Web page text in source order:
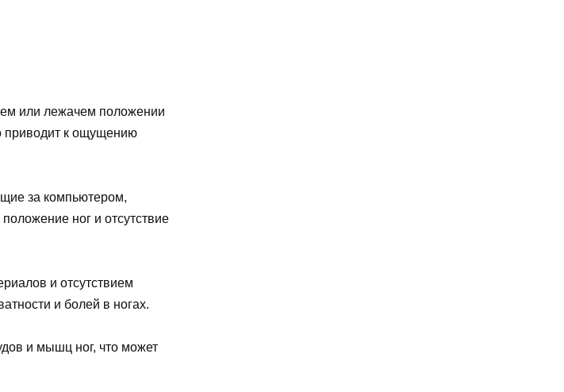
или лежачем положении
приводит к ощущению
за компьютером,
ног и отсутствие
и отсутствием
и болей в ногах.
и мышц ног, что может